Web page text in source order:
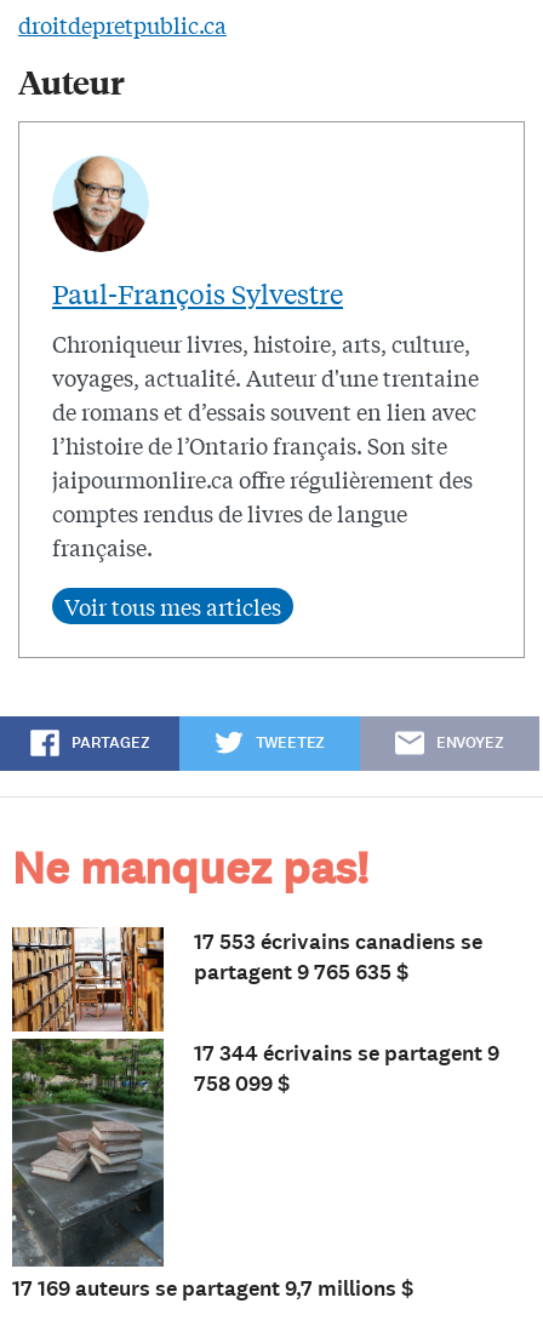
droitdepretpublic.ca
Auteur
Paul-François Sylvestre
Chroniqueur livres, histoire, arts, culture,
voyages, actualité. Auteur d'une trentaine
de romans et d’essais souvent en lien avec
l’histoire de l’Ontario français. Son site
jaipourmonlire.ca offre régulièrement des
comptes rendus de livres de langue
française.
PARTAGEZ TWEETEZ ENVOYEZ
Ne manquez pas!
17 553 écrivains canadiens se
partagent 9 765 635 $
17 344 écrivains se partagent 9
758 099 $
17 169 auteurs se partagent 9,7 millions $